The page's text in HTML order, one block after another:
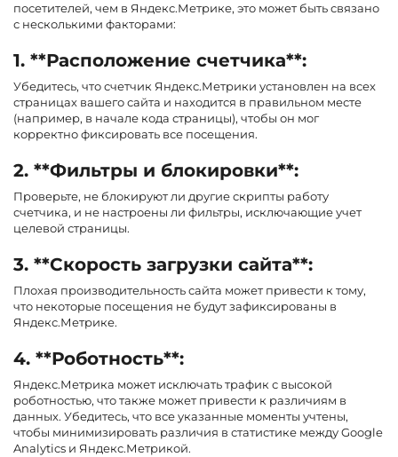
посетителей, чем в Яндекс.Метрике, это может быть связано
с несколькими факторами:
1. **Расположение счетчика**:
Убедитесь, что счетчик Яндекс.Метрики установлен на всех
страницах вашего сайта и находится в правильном месте
(например, в начале кода страницы), чтобы он мог
корректно фиксировать все посещения.
2. **Фильтры и блокировки**:
Проверьте, не блокируют ли другие скрипты работу
счетчика, и не настроены ли фильтры, исключающие учет
целевой страницы.
3. **Скорость загрузки сайта**:
Плохая производительность сайта может привести к тому,
что некоторые посещения не будут зафиксированы в
Яндекс.Метрике.
4. **Роботность**:
Яндекс.Метрика может исключать трафик с высокой
роботностью, что также может привести к различиям в
данных. Убедитесь, что все указанные моменты учтены,
чтобы минимизировать различия в статистике между Google
Analytics и Яндекс.Метрикой.